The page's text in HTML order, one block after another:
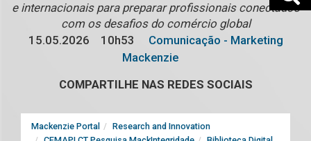
e internacionais para preparar profissionais conectados
com os desafios do comércio global
15.05.2026
10h53
Comunicação - Marketing
Mackenzie
COMPARTILHE NAS REDES SOCIAIS
Mackenzie Portal
Research and Innovation